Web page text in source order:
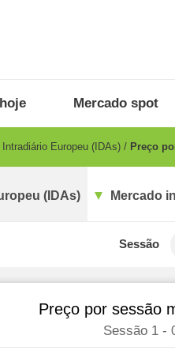
Mercado spot
Intradiário Europeu (IDAs) Preço
(IDAs) Mercado
Sessão
Preço por sessão
Sessão 1 -